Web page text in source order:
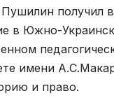
получил
в Южно-
имени
и право.